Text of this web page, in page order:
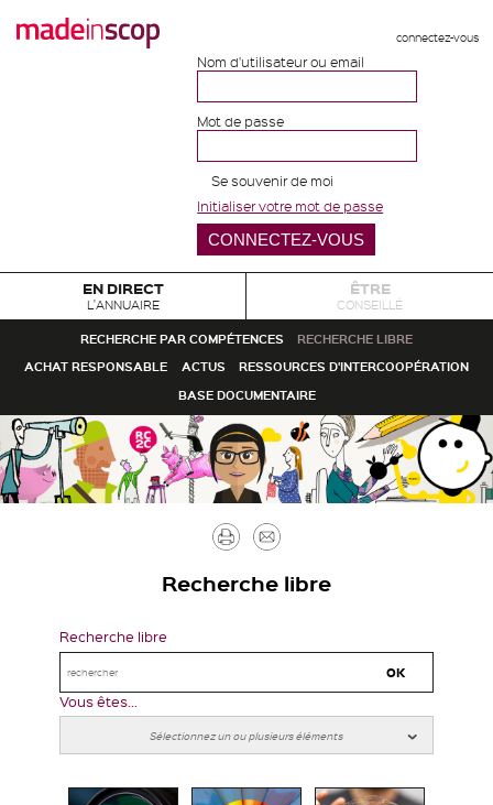
connectez-vous
Nom d'utilisateur ou email
Mot de passe
Se souvenir de moi
Initialiser votre mot de passe
EN DIRECT
L'ANNUAIRE
ÊTRE
CONSEILLÉ
RECHERCHE PAR COMPÉTENCES
RECHERCHE LIBRE
ACHAT RESPONSABLE
ACTUS
RESSOURCES D'INTERCOOPÉRATION
BASE DOCUMENTAIRE
Imprimer
Recherche libre
Recherche libre
Vous êtes...